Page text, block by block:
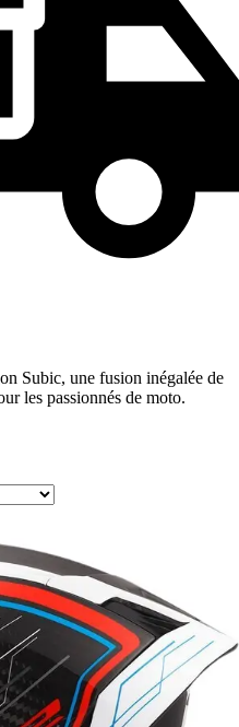
Subic, une fusion inégalée de
les passionnés de moto.